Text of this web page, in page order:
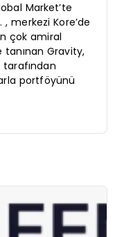
Market’te
merkezi Kore’de
çok amiral
Gravity,
portföyünü